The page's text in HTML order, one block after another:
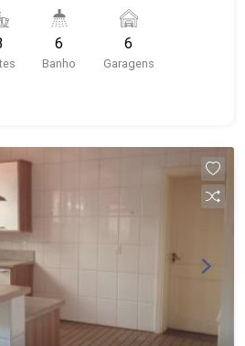
americana, espaço para
com cascata e sauna,
Os pisos superiores,
sala de banho. A casa
área privativa, tendo
escada ou pelo elevador,
momentos de leitura ou de
6
Banho
6
Garagens